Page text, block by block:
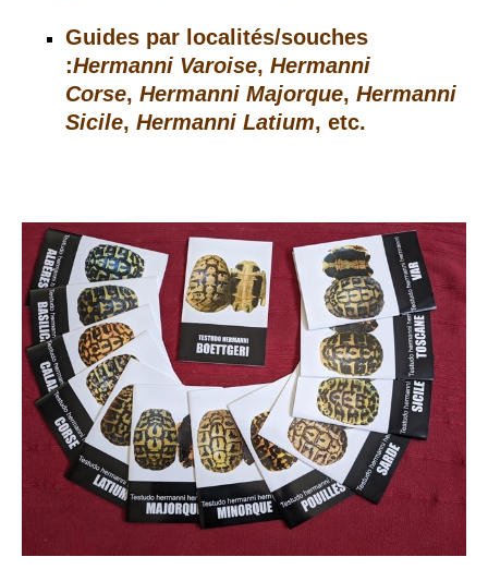
Guides par localités/souches
:Hermanni Varoise, Hermanni
Corse, Hermanni Majorque, Hermanni
Sicile, Hermanni Latium, etc.